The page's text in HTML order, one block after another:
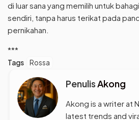
di luar sana yang memilih untuk
sendiri, tanpa harus terikat pada
pernikahan.
***
Tags Rossa
PenulisAkong
Akong is a writer at
latest trends and